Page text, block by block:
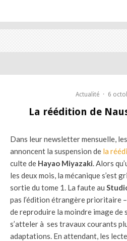
Actualité · 6
La réédition de
Dans leur newsletter mensuelle,
annoncent la suspension de la
culte de Hayao Miyazaki. Alors
les deux mois, la mécanique s’est
sortie du tome 1. La faute au
pas l’édition étrangère prioritaire
de reproduire la moindre image de
s’atteler à ses travaux courants
adaptations. En attendant, les